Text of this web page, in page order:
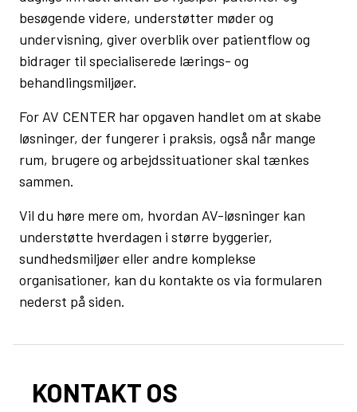
besøgende videre, understøtter møder og
undervisning, giver overblik over patientflow og
bidrager til specialiserede lærings- og
behandlingsmiljøer.
For AV CENTER har opgaven handlet om at skabe
løsninger, der fungerer i praksis, også når mange
rum, brugere og arbejdssituationer skal tænkes
sammen.
Vil du høre mere om, hvordan AV-løsninger kan
understøtte hverdagen i større byggerier,
sundhedsmiljøer eller andre komplekse
organisationer, kan du kontakte os via formularen
nederst på siden.
KONTAKT OS